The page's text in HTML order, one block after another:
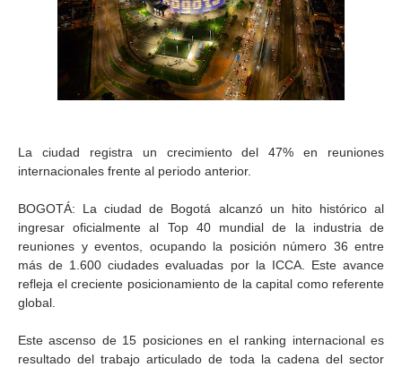
La ciudad registra un crecimiento del 47% en reuniones
internacionales frente al periodo anterior.
BOGOTÁ: La ciudad de Bogotá alcanzó un hito histórico al
ingresar oficialmente al Top 40 mundial de la industria de
reuniones y eventos, ocupando la posición número 36 entre
más de 1.600 ciudades evaluadas por la ICCA. Este avance
refleja el creciente posicionamiento de la capital como referente
global.
Este ascenso de 15 posiciones en el ranking internacional es
resultado del trabajo articulado de toda la cadena del sector